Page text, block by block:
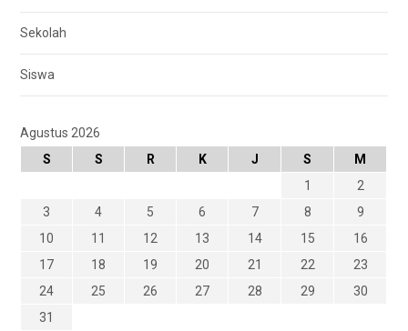
Sekolah
Siswa
Agustus 2026
S
S R K J S
M
1
2
3
4 5 6 7 8
9
10
11 12 13 14 15
16
17
18 19 20 21 22
23
24
25 26 27 28 29
30
31